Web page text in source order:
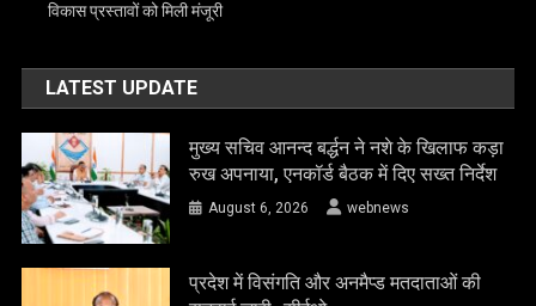
विकास प्रस्तावों को मिली मंजूरी
LATEST UPDATE
मुख्य सचिव आनन्द बर्द्धन ने नशे के खिलाफ कड़ा
रुख अपनाया, एनकॉर्ड बैठक में दिए सख्त निर्देश
August 6, 2026 webnews
प्रदेश में विसंगति और अनमैप्ड मतदाताओं की